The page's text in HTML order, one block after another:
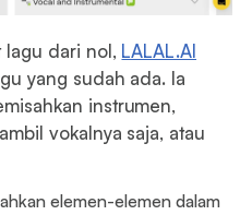
lagu dari nol, LALAL.AI
yang sudah ada. Ia
instrumen,
vokalnya saja, atau
elemen-elemen dalam